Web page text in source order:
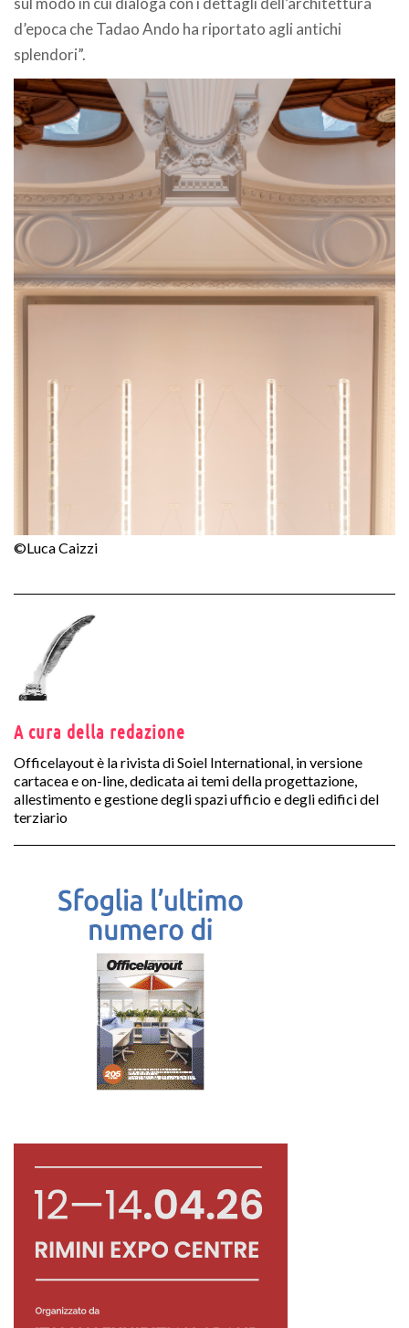
d’epoca che Tadao Ando ha riportato agli antichi
splendori”.
©Luca Caizzi
A cura della redazione
Officelayout è la rivista di Soiel International, in versione
cartacea e on-line, dedicata ai temi della progettazione,
allestimento e gestione degli spazi ufficio e degli edifici del
terziario